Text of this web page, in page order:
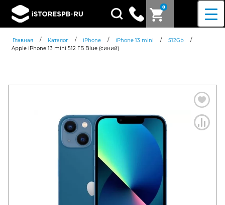
0
Поиск
товаров
Главная / Каталог / iPhone / iPhone 13 mini / 512Gb
/
Apple iPhone 13 mini 512 ГБ Blue (синий)